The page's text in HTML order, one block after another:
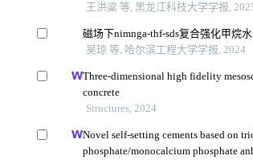
王洪粱 等, 黑龙江科技大学学报,
磁场下nimnga-thf-sds复合强化甲烷
吴琼 等, 哈尔滨工程大学学报, 2024
Three-dimensional high fidelity
concrete
Structures, 2024
Novel self-setting cements based on
phosphate/monocalcium phosphate